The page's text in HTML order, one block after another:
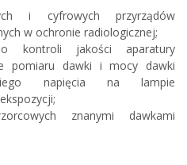
i cyfrowych przyrządów
w ochronie radiologicznej;
kontroli jakości aparatury
pomiaru dawki i mocy dawki
napięcia na lampie
znanymi dawkami